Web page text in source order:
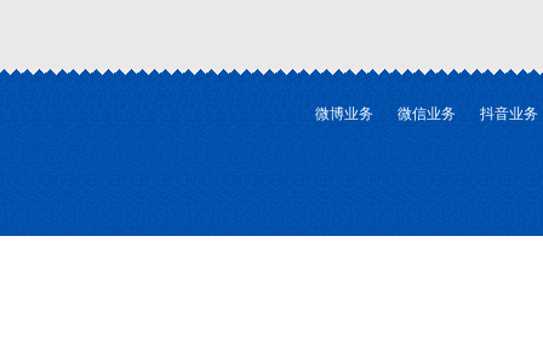
微博业务 微信业务 抖音业务